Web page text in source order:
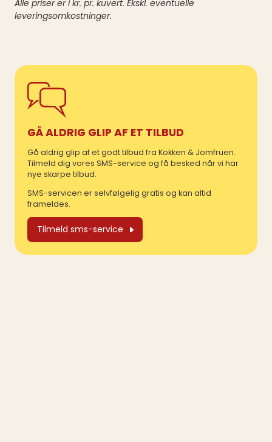
Alle priser er i kr. pr. kuvert. Ekskl. eventuelle
leveringsomkostninger.
GÅ ALDRIG GLIP AF ET TILBUD
Gå aldrig glip af et godt tilbud fra Kokken & Jomfruen.
Tilmeld dig vores SMS-service og få besked når vi har
nye skarpe tilbud.
SMS-servicen er selvfølgelig gratis og kan altid
frameldes.
Tilmeld sms-service